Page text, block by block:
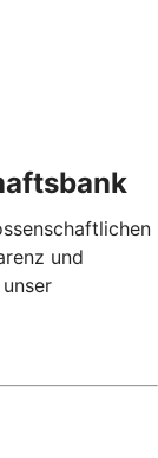
und